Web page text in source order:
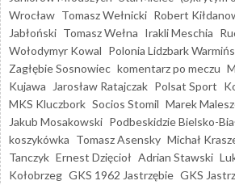
Wrocław Tomasz Wełnicki Robert
Jabłoński Tomasz Wełna Irakli Meschia
Wołodymyr Kowal Polonia Lidzbark
Zagłębie Sosnowiec komentarz po meczu
Kujawa
Jarosław Ratajczak Polsat Sport
MKS Kluczbork Socios Stomil Marek
Jakub Mosakowski Podbeskidzie Bielsko-
koszykówka Tomasz Asensky Michał
Tanczyk Ernest Dzięcioł Adrian Stawski
Kołobrzeg GKS 1962 Jastrzębie GKS